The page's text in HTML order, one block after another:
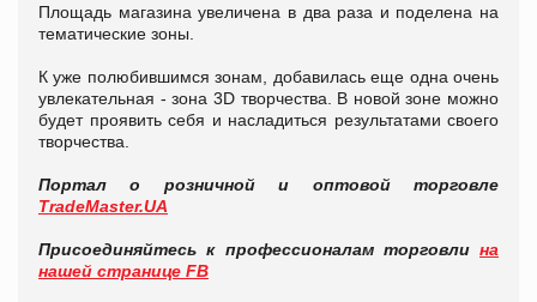
Площадь магазина увеличена в два раза и поделена на
тематические зоны.
К уже полюбившимся зонам, добавилась еще одна очень
увлекательная - зона 3D творчества. В новой зоне можно
будет проявить себя и насладиться результатами своего
творчества.
Портал о розничной и оптовой торговле
TradeMaster.UA
Присоединяйтесь к профессионалам торговли на
нашей странице FB